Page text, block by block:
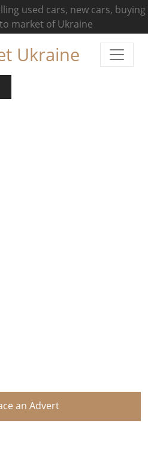
used cars, new cars, buying
market of Ukraine
Ukraine
an Advert